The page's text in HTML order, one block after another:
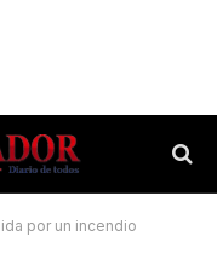
por un incendio